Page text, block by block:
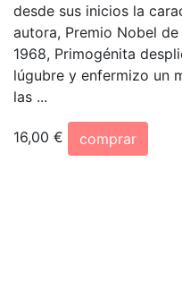
desde sus inicios la
autora, Premio Nobel
1968, Primogénita
lúgubre y enfermizo un
las ...
16,00 €
comprar